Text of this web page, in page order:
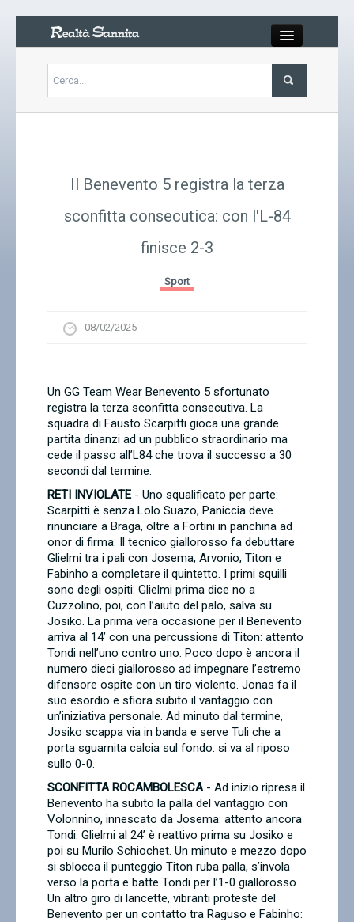
Il Benevento 5 registra la terza
sconfitta consecutica: con l'L-84
finisce 2-3
Sport
08/02/2025
Un GG Team Wear Benevento 5 sfortunato
registra la terza sconfitta consecutiva. La
squadra di Fausto Scarpitti gioca una grande
partita dinanzi ad un pubblico straordinario ma
cede il passo all’L84 che trova il successo a 30
secondi dal termine.
RETI INVIOLATE - Uno squalificato per parte:
Scarpitti è senza Lolo Suazo, Paniccia deve
rinunciare a Braga, oltre a Fortini in panchina ad
onor di firma. Il tecnico giallorosso fa debuttare
Glielmi tra i pali con Josema, Arvonio, Titon e
Fabinho a completare il quintetto. I primi squilli
sono degli ospiti: Glielmi prima dice no a
Cuzzolino, poi, con l’aiuto del palo, salva su
Josiko. La prima vera occasione per il Benevento
arriva al 14’ con una percussione di Titon: attento
Tondi nell’uno contro uno. Poco dopo è ancora il
numero dieci giallorosso ad impegnare l’estremo
difensore ospite con un tiro violento. Jonas fa il
suo esordio e sfiora subito il vantaggio con
un’iniziativa personale. Ad minuto dal termine,
Josiko scappa via in banda e serve Tuli che a
porta sguarnita calcia sul fondo: si va al riposo
sullo 0-0.
SCONFITTA ROCAMBOLESCA- Ad inizio ripresa il
Benevento ha subito la palla del vantaggio con
Volonnino, innescato da Josema: attento ancora
Tondi. Glielmi al 24’ è reattivo prima su Josiko e
poi su Murilo Schiochet. Un minuto e mezzo dopo
si sblocca il punteggio Titon ruba palla, s’invola
verso la porta e batte Tondi per l’1-0 giallorosso.
Un altro giro di lancette, vibranti proteste del
Benevento per un contatto tra Raguso e Fabinho: